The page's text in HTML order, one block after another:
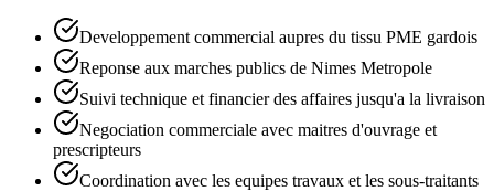
Developpement commercial aupres du tissu PME gardois
Reponse aux marches publics de Nimes Metropole
Suivi technique et financier des affaires jusqu'a la livraison
Negociation commerciale avec maitres d'ouvrage et
prescripteurs
Coordination avec les equipes travaux et les sous-traitants